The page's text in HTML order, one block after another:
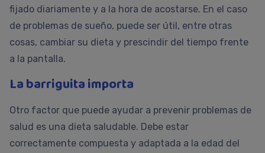
fijado diariamente y a la hora de acostarse. En el caso
de problemas de sueño, puede ser útil, entre otras
cosas, cambiar su dieta y prescindir del tiempo frente
a la pantalla.
La barriguita importa
Otro factor que puede ayudar a prevenir problemas de
salud es una dieta saludable. Debe estar
correctamente compuesta y adaptada a la edad del